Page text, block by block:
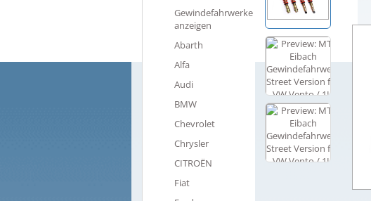
Gewindefahrwerke
anzeigen
Abarth
Alfa
Audi
BMW
Chevrolet
Chrysler
CITROËN
Fiat